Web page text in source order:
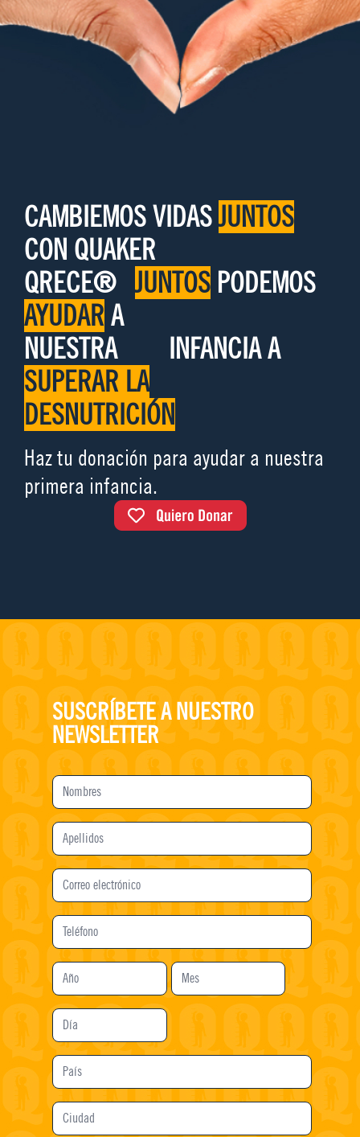
CAMBIEMOS VIDASJUNTOS
CON QUAKER
QRECE® JUNTOS PODEMOS
AYUDAR A
NUESTRA INFANCIA A
SUPERAR LA
DESNUTRICIÓN
Haz tu donación para ayudar a nuestra
primera infancia.
SUSCRÍBETE A NUESTRO
NEWSLETTER
Nombres
Apellidos
Correo
electrónico
Teléfono
Año
Mes
Día
País
Ciudad